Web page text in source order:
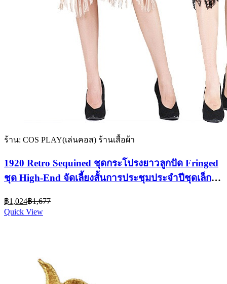
ร้าน: COS PLAY(เล่นคอส) ร้านเสื้อผ้า
1920 Retro Sequined ชุดกระโปรงยาวลูกปัด Fringed
ชุด High-End จัดเลี้ยงสั้นการประชุมประจําปีชุดเล็ก
฿1,024Current
price
is:
฿1,677Original
Quick View